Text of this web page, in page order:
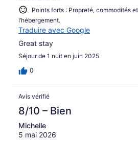
Points forts : Propreté, commodités
l’hébergement.
Traduire avec Google
Great stay
Séjour de 1 nuit en juin 2025
0
Avis vérifié
8/10 – Bien
Michelle
5 mai 2026